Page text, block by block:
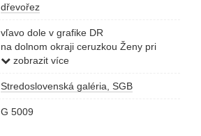
dřevořez
vľavo dole v grafike DR
na dolnom okraji ceruzkou Ženy pri
mori 2/10 Dúbravec 58
zobrazit více
Stredoslovenská galéria, SGB
G 5009